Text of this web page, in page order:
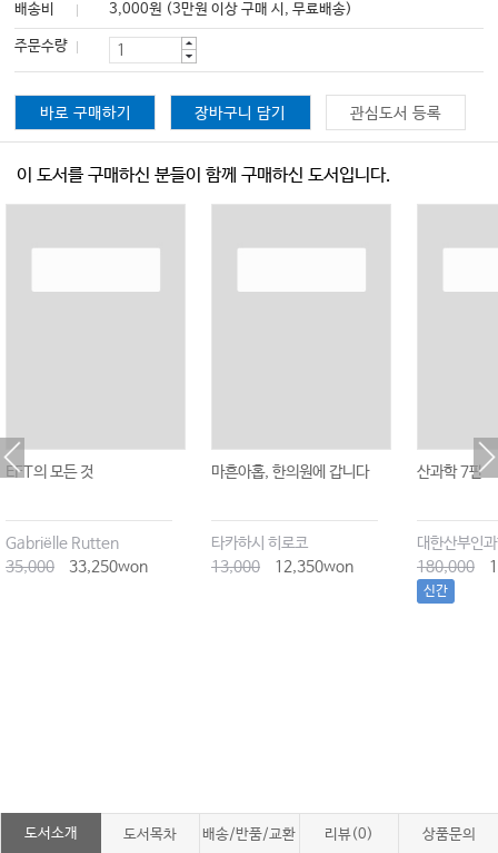
배송비 3,000원 (3만원 이상 구매 시, 무료배송)
주문수량
바로 구매하기 장바구니 담기 관심도서 등록
이 도서를 구매하신 분들이 함께 구매하신 도서입니다.
EFT의 모든 것
Gabriëlle Rutten
35,000
33,250won
마흔아홉, 한의원에 갑니다
타카하시 히로코
13,000
12,350won
산과학 7판
대한산부인
180,000
신간
도서소개 도서목차 배송/반품/교환 리뷰(0) 상품문의